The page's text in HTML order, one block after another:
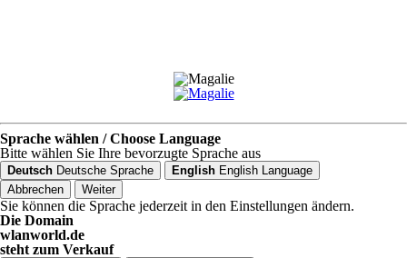
Sprache wählen / Choose Language
Bitte wählen Sie Ihre bevorzugte Sprache aus
Deutsch Deutsche Sprache English English Language
Abbrechen
Weiter
Sie können die Sprache jederzeit in den Einstellungen ändern.
Die Domain
wlanworld.de
steht zum Verkauf